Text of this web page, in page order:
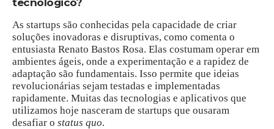
As startups são conhecidas pela capacidade de criar
soluções inovadoras e disruptivas, como comenta o
entusiasta Renato Bastos Rosa. Elas costumam operar em
ambientes ágeis, onde a experimentação e a rapidez de
adaptação são fundamentais. Isso permite que ideias
revolucionárias sejam testadas e implementadas
rapidamente. Muitas das tecnologias e aplicativos que
utilizamos hoje nasceram de startups que ousaram
desafiar o status quo.